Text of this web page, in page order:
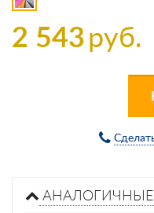
2 543руб.
АНАЛОГИЧНЫЕ